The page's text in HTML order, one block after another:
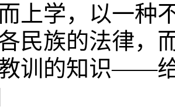
上学，以一种
民族的法律，
训的知识——